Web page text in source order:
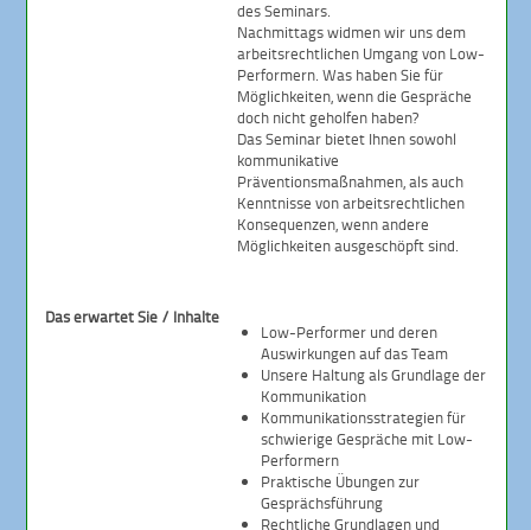
des Seminars.
Nachmittags widmen wir uns dem
arbeitsrechtlichen Umgang von Low-
Performern. Was haben Sie für
Möglichkeiten, wenn die Gespräche
doch nicht geholfen haben?
Das Seminar bietet Ihnen sowohl
kommunikative
Präventionsmaßnahmen, als auch
Kenntnisse von arbeitsrechtlichen
Konsequenzen, wenn andere
Möglichkeiten ausgeschöpft sind.
Das erwartet Sie / Inhalte
Low-Performer und deren
Auswirkungen auf das Team
Unsere Haltung als Grundlage der
Kommunikation
Kommunikationsstrategien für
schwierige Gespräche mit Low-
Performern
Praktische Übungen zur
Gesprächsführung
Rechtliche Grundlagen und